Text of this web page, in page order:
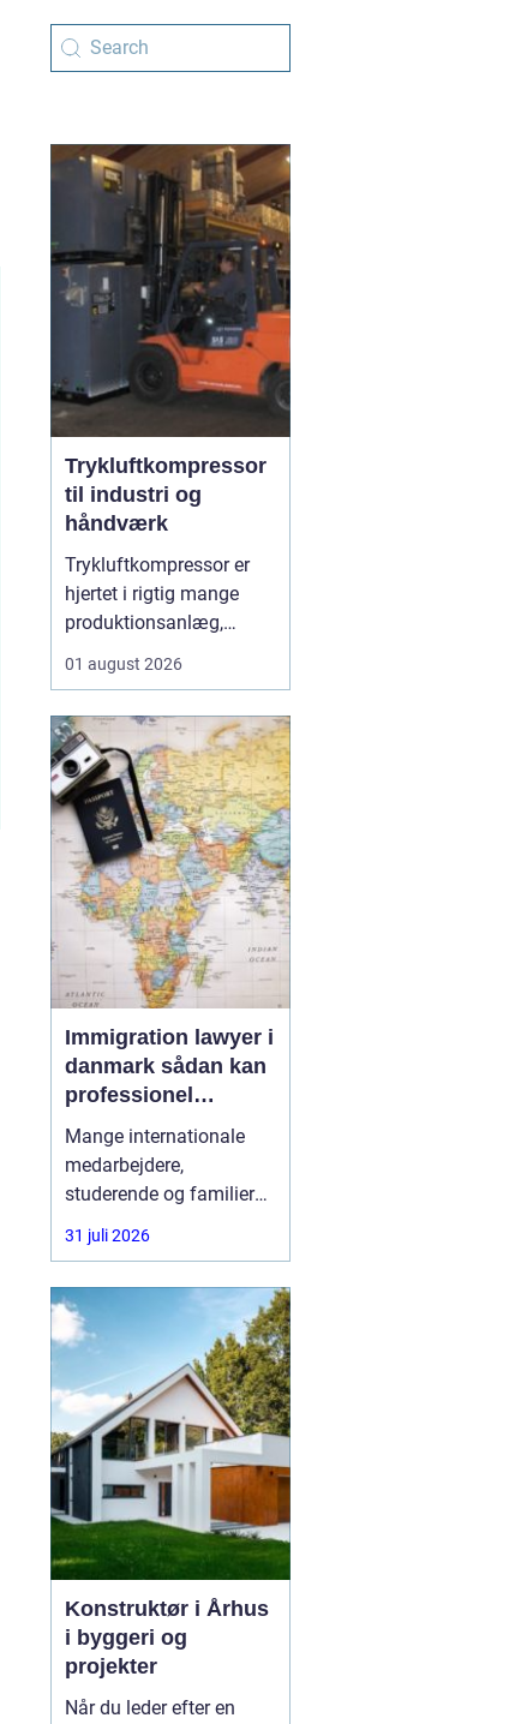
Trykluftkompressor
til industri og
håndværk
Trykluftkompressor er
hjertet i rigtig mange
produktionsanlæg,
håndværksvirksomheder,
lige så vigtig som strøm
i kontakten. En moderne
løsning kan drive alt fra
enkle håndværktøjer til
avancerede
produktionsli...
01 august 2026
Immigration lawyer i
danmark sådan kan
professionel
rådgivning gøre en
forskel
Mange internationale
medarbejdere,
studerende og familier
oplever, at vejen til
opholdstilladelse i
end enkel. Reglerne
ændrer sig ofte, og fejl i
ansøgningen kan føre til
lange ventetider eller
direkte afslag. Her kan
en
31 juli 2026
Konstruktør i Århus
i byggeri og
projekter
Når du leder efter en